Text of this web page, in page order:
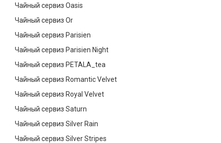
Чайный сервиз Oasis
Чайный сервиз Or
Чайный сервиз Parisien
Чайный сервиз Parisien Night
Чайный сервиз PETALA_tea
Чайный сервиз Romantic Velvet
Чайный сервиз Royal Velvet
Чайный сервиз Saturn
Чайный сервиз Silver Rain
Чайный сервиз Silver Stripes